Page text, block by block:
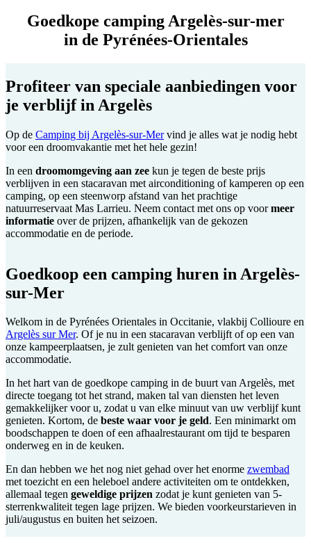
Goedkope camping Argelès-sur-mer
in de Pyrénées-Orientales
Profiteer van speciale aanbiedingen voor
je verblijf in Argelès
Op de Camping bij Argelès-sur-Mervind je alles wat je nodig hebt
voor een droomvakantie met het hele gezin!
In een droomomgeving aan zee kun je tegen de beste prijs
verblijven in een stacaravan met airconditioning of kamperen op een
camping, op een steenworp afstand van het prachtige
natuurreservaat Mas Larrieu. Neem contact met ons op voormeer
informatie over de prijzen, afhankelijk van de gekozen
accommodatie en de periode.
Goedkoop een camping huren in Argelès-
sur-Mer
Welkom in de Pyrénées Orientales in Occitanie, vlakbij Collioure en
Argelès sur Mer. Of je nu in een stacaravan verblijft of op een van
onze kampeerplaatsen, je zult genieten van het comfort van onze
accommodatie.
In het hart van de goedkope camping in de buurt van Argelès, met
directe toegang tot het strand, maken tal van diensten het leven
gemakkelijker voor u, zodat u van elke minuut van uw verblijf kunt
genieten. Kortom, de beste waar voor je geld. Een minimarkt om
boodschappen te doen of een afhaalrestaurant om tijd te besparen
onderweg en in de keuken.
En dan hebben we het nog niet gehad over het enorme zwembad
met toezicht en een heleboel andere activiteiten om te ontdekken,
allemaal tegen geweldige prijzen zodat je kunt genieten van 5-
sterrenkwaliteit tegen lage prijzen. We bieden voorkeurstarieven in
juli/augustus en buiten het seizoen.